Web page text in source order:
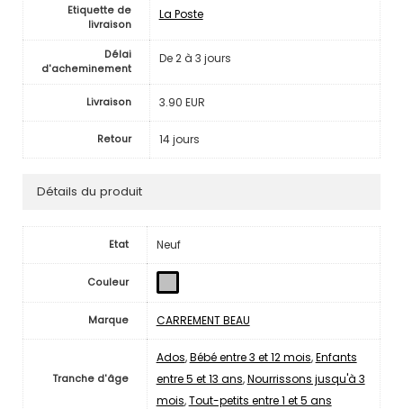
Etiquette de
livraison
La Poste
Délai
d'acheminement
De 2 à 3 jours
Livraison 3.90 EUR
Retour 14 jours
Détails du produit
Etat Neuf
Couleur
Marque CARREMENT BEAU
Tranche d'âge
Ados,Bébé entre 3 et 12 mois,Enfants
entre 5 et 13 ans,Nourrissons jusqu'à 3
mois,Tout-petits entre 1 et 5 ans